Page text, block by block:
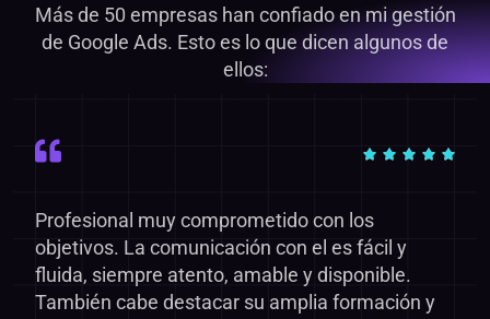
Más de 50 empresas han confiado en mi gestión
de Google Ads. Esto es lo que dicen algunos de
ellos:
Profesional muy comprometido con los
objetivos. La comunicación con el es fácil y
fluida, siempre atento, amable y disponible.
También cabe destacar su amplia formación y